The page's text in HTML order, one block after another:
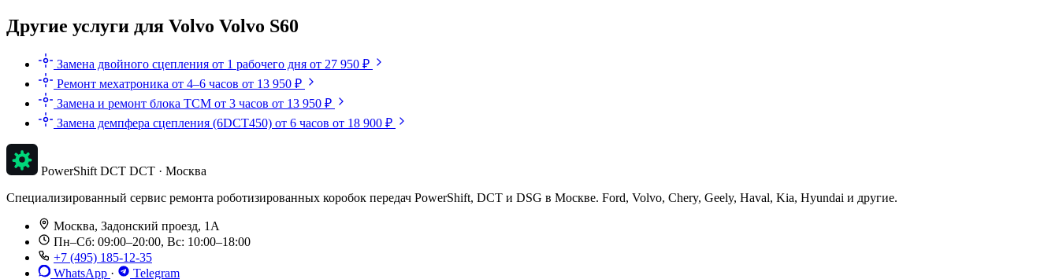
Другие услуги для Volvo Volvo S60
Замена двойного сцепления от 1 рабочего дня от 27 950 ₽
Ремонт мехатроника от 4–6 часов от 13 950 ₽
Замена и ремонт блока TCM от 3 часов от 13 950 ₽
Замена демпфера сцепления (6DCT450) от 6 часов от 18 900 ₽
PowerShift DCT DCT · Москва
Специализированный сервис ремонта роботизированных коробок передач PowerShift, DCT и DSG в Москве. Ford, Volvo, Chery, Geely, Haval, Kia, Hyundai и другие.
Москва, Задонский проезд, 1А
Пн–Сб: 09:00–20:00, Вс: 10:00–18:00
+7 (495) 185-12-35
WhatsApp ·
Telegram